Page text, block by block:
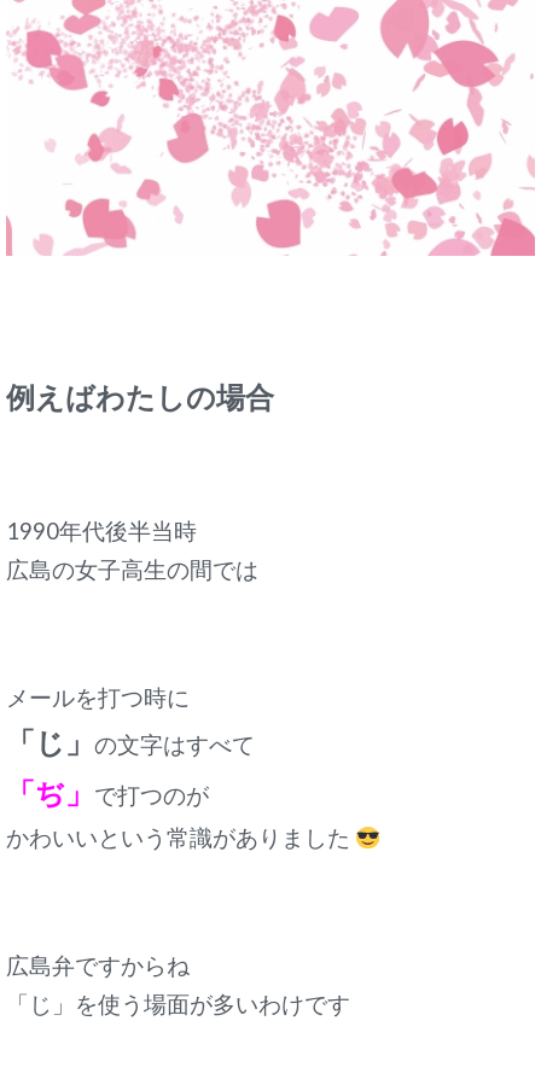
例えばわたしの場合
1990年代後半当時
広島の女子高生の間では
メールを打つ時に
「じ」 の文字はすべて
「ぢ」
で打つのが
かわいいという常識がありました
広島弁ですからね
「じ」を使う場面が多いわけです